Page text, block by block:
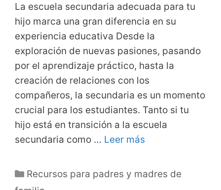
La escuela secundaria adecuada para tu
hijo marca una gran diferencia en su
experiencia educativa Desde la
exploración de nuevas pasiones, pasando
por el aprendizaje práctico, hasta la
creación de relaciones con los
compañeros, la secundaria es un momento
crucial para los estudiantes. Tanto si tu
hijo está en transición a la escuela
secundaria como … Leer más
Categorías
Recursos para padres y madres de